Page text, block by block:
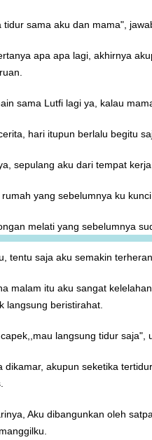
tidur sama aku dan mama",
apa apa lagi, akhirnya
sama Lutfi lagi ya, kalau
hari itupun berlalu begitu
sepulang aku dari tempat
yang sebelumnya ku
melati yang sebelumnya
tentu saja aku semakin
malam itu aku sangat
langsung beristirahat.
langsung tidur saja",
dikamar, akupun seketika
Aku dibangunkan oleh